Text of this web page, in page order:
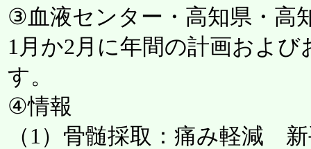
③血液センター・高知県・高
1月か2月に年間の計画およ
す。
④情報
（1）骨髄採取：痛み軽減